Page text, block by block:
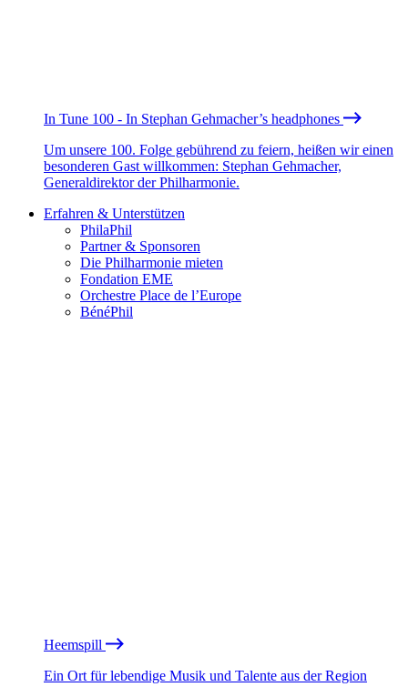
In Tune 100 - In Stephan Gehmacher’s headphones
Um unsere 100. Folge gebührend zu feiern, heißen wir einen
besonderen Gast willkommen: Stephan Gehmacher,
Generaldirektor der Philharmonie.
Erfahren & Unterstützen
PhilaPhil
Partner & Sponsoren
Die Philharmonie mieten
Fondation EME
Orchestre Place de l’Europe
BénéPhil
Heemspill
Ein Ort für lebendige Musik und Talente aus der Region